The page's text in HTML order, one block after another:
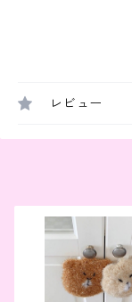
レビュー